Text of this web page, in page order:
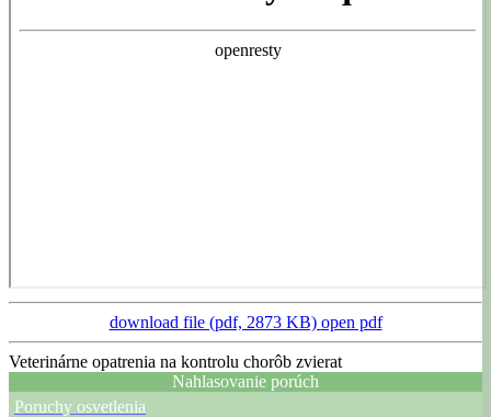
download file (pdf, 2873 KB) open pdf
Veterinárne opatrenia na kontrolu chorôb zvierat
Nahlasovanie porúch
Poruchy osvetlenia